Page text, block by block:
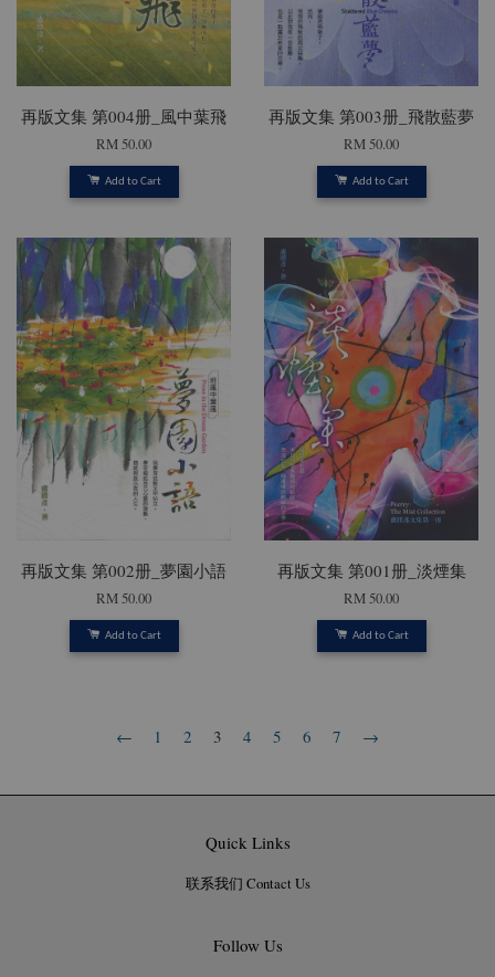
再版文集 第004册_風中葉飛
RM 50.00
Add to Cart
再版文集 第003册_飛散藍夢
RM 50.00
Add to Cart
再版文集 第002册_夢園小語
RM 50.00
Add to Cart
再版文集 第001册_淡煙集
RM 50.00
Add to Cart
← 1 2 3 4 5 6 7 →
Quick Links
联系我们 Contact Us
Follow Us